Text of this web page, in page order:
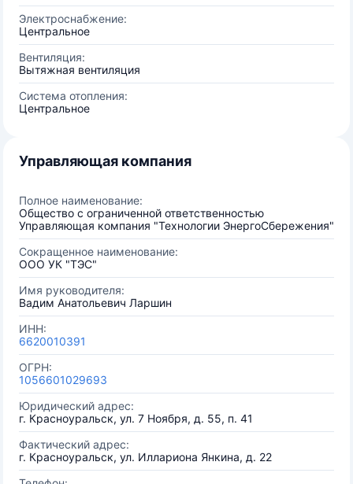
Электроснабжение:
Центральное
Вентиляция:
Вытяжная вентиляция
Система отопления:
Центральное
Управляющая компания
Полное наименование:
Общество с ограниченной ответственностью
Управляющая компания "Технологии ЭнергоСбережения"
Сокращенное наименование:
ООО УК "ТЭС"
Имя руководителя:
Вадим Анатольевич Ларшин
ИНН:
6620010391
ОГРН:
1056601029693
Юридический адрес:
г. Красноуральск, ул. 7 Ноября, д. 55, п. 41
Фактический адрес:
г. Красноуральск, ул. Иллариона Янкина, д. 22